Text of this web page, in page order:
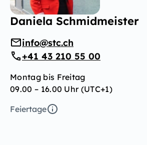
Daniela Schmidmeister
info@stc.ch
+41 43 210 55 00
Montag bis Freitag
09.00 – 16.00 Uhr (UTC+1)
Feiertage